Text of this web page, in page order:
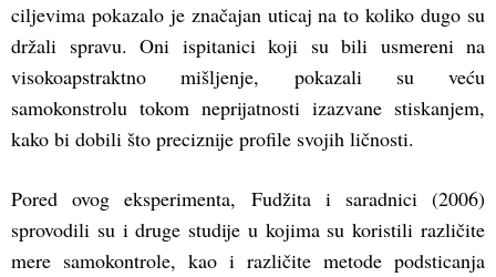
ciljevima pokazalo je značajan uticaj na to koliko dugo su
držali spravu. Oni ispitanici koji su bili usmereni na
visokoapstraktno mišljenje, pokazali su veću
samokonstrolu tokom neprijatnosti izazvane stiskanjem,
kako bi dobili što preciznije profile svojih ličnosti.
Pored ovog eksperimenta, Fudžita i saradnici (2006)
sprovodili su i druge studije u kojima su koristili različite
mere samokontrole, kao i različite metode podsticanja